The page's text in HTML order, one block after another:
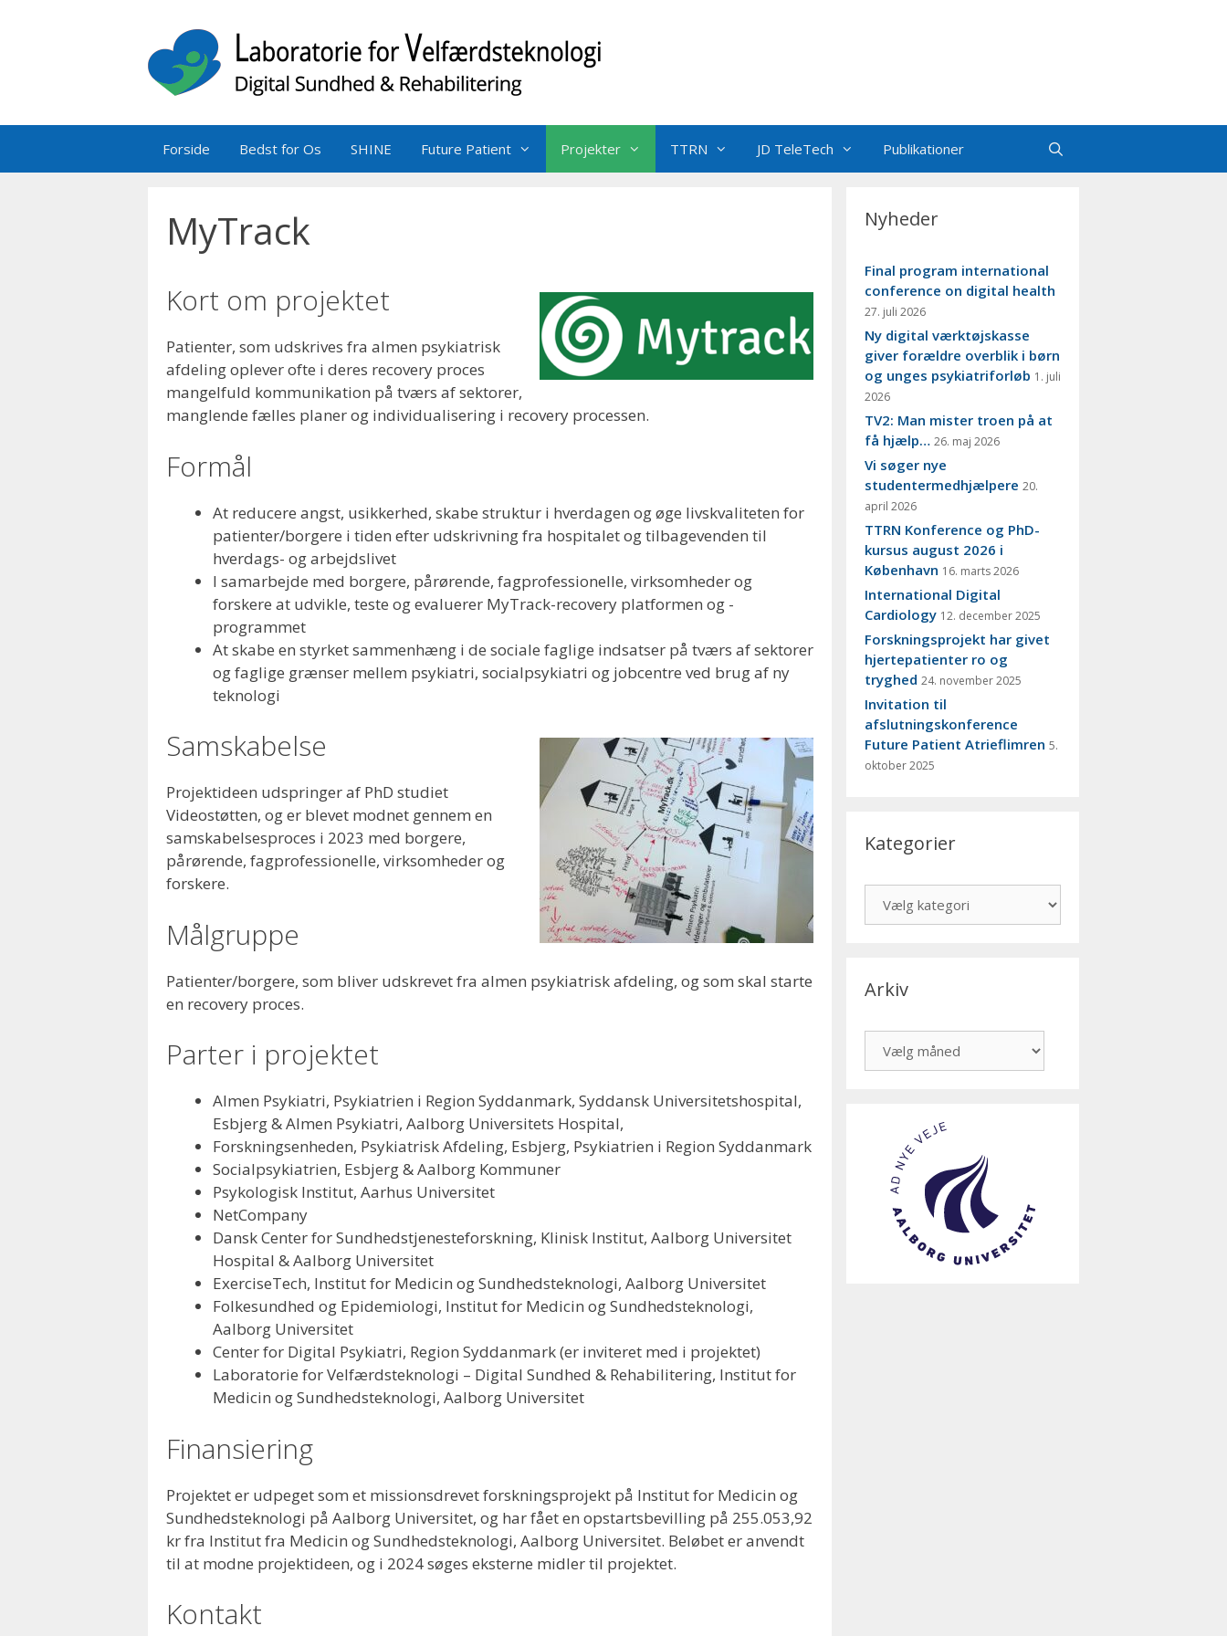
Forside Bedst for Os SHINE Future Patient Projekter TTRN JD TeleTech Publikationer
MyTrack
Kort om projektet
Patienter, som udskrives fra almen psykiatrisk
afdeling oplever ofte i deres recovery proces
mangelfuld kommunikation på tværs af sektorer,
manglende fælles planer og individualisering i recovery processen.
Formål
At reducere angst, usikkerhed, skabe struktur i hverdagen og øge livskvaliteten for
patienter/borgere i tiden efter udskrivning fra hospitalet og tilbagevenden til
hverdags- og arbejdslivet
I samarbejde med borgere, pårørende, fagprofessionelle, virksomheder og
forskere at udvikle, teste og evaluerer MyTrack-recovery platformen og -
programmet
At skabe en styrket sammenhæng i de sociale faglige indsatser på tværs af sektorer
og faglige grænser mellem psykiatri, socialpsykiatri og jobcentre ved brug af ny
teknologi
Samskabelse
Projektideen udspringer af PhD studiet
Videostøtten, og er blevet modnet gennem en
samskabelsesproces i 2023 med borgere,
pårørende, fagprofessionelle, virksomheder og
forskere.
Målgruppe
Patienter/borgere, som bliver udskrevet fra almen psykiatrisk afdeling, og som skal starte
en recovery proces.
Parter i projektet
Almen Psykiatri, Psykiatrien i Region Syddanmark, Syddansk Universitetshospital,
Esbjerg & Almen Psykiatri, Aalborg Universitets Hospital,
Forskningsenheden, Psykiatrisk Afdeling, Esbjerg, Psykiatrien i Region Syddanmark
Socialpsykiatrien, Esbjerg & Aalborg Kommuner
Psykologisk Institut, Aarhus Universitet
NetCompany
Dansk Center for Sundhedstjenesteforskning, Klinisk Institut, Aalborg Universitet
Hospital & Aalborg Universitet
ExerciseTech, Institut for Medicin og Sundhedsteknologi, Aalborg Universitet
Folkesundhed og Epidemiologi, Institut for Medicin og Sundhedsteknologi,
Aalborg Universitet
Center for Digital Psykiatri, Region Syddanmark (er inviteret med i projektet)
Laboratorie for Velfærdsteknologi – Digital Sundhed & Rehabilitering, Institut for
Medicin og Sundhedsteknologi, Aalborg Universitet
Finansiering
Projektet er udpeget som et missionsdrevet forskningsprojekt på Institut for Medicin og
Sundhedsteknologi på Aalborg Universitet, og har fået en opstartsbevilling på 255.053,92
kr fra Institut fra Medicin og Sundhedsteknologi, Aalborg Universitet. Beløbet er anvendt
til at modne projektideen, og i 2024 søges eksterne midler til projektet.
Kontakt
Nyheder
Final program international
conference on digital health
27. juli 2026
Ny digital værktøjskasse
giver forældre overblik i børn
og unges psykiatriforløb 1. juli
2026
TV2: Man mister troen på at
få hjælp… 26. maj 2026
Vi søger nye
studentermedhjælpere 20.
april 2026
TTRN Konference og PhD-
kursus august 2026 i
København 16. marts 2026
International Digital
Cardiology 12. december 2025
Forskningsprojekt har givet
hjertepatienter ro og
tryghed 24. november 2025
Invitation til
afslutningskonference
Future Patient Atrieflimren 5.
oktober 2025
Kategorier
Arkiv